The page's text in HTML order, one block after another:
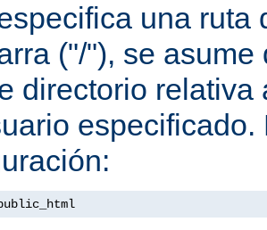
una ruta
("/"), se
directorio relativa
especificado.